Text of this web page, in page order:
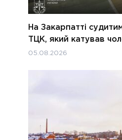
На Закарпатті
ТЦК, який катував
05.08.2026